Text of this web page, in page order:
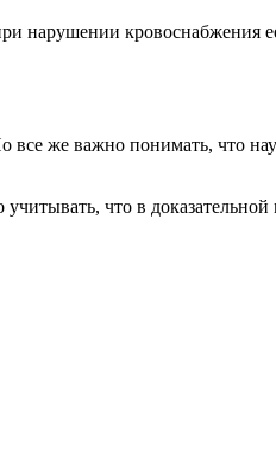
нарушении кровоснабжения
же важно понимать, что
что в